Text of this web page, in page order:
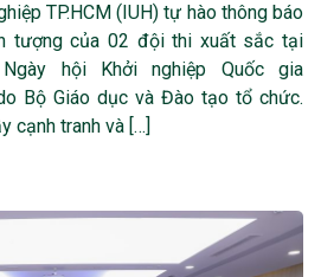
TP.HCM (IUH) tự hào thông báo
tượng của 02 đội thi xuất sắc tại
hội Khởi nghiệp Quốc gia
Bộ Giáo dục và Đào tạo tổ chức.
cạnh tranh và […]